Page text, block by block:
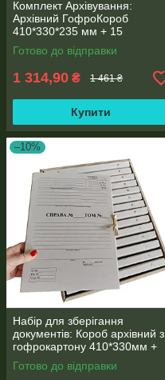
Комплект Архівування:
Архівний ГофроКороб
410*330*235 мм + 15
Архівних Папок для нотаріуса
формату А4 (20мм)
Готово до відправки
1 314,90 ₴ 1 461 ₴
Купити
–10%
Набір для зберігання
документів: Короб архівний з
гофрокартону 410*330мм +
15 Архівних папок для
нотаріуса (20мм)
Готово до відправки